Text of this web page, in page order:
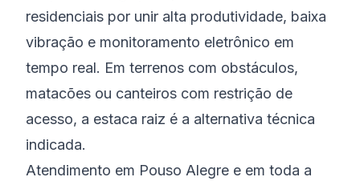
residenciais por unir alta produtividade, baixa
vibração e monitoramento eletrônico em
tempo real. Em terrenos com obstáculos,
matacões ou canteiros com restrição de
acesso, a estaca raiz é a alternativa técnica
indicada.
Atendimento em Pouso Alegre e em toda a